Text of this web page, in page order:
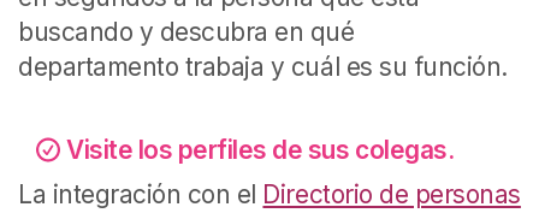
buscando y descubra en qué
departamento trabaja y cuál es su función.
Visite los perfiles de sus colegas.
La integración con el Directorio de personas